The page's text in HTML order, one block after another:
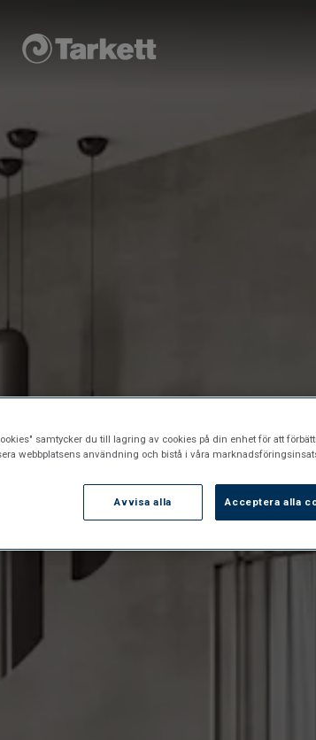
samtycker du till lagring av cookies på din enhet för att
webbplatsens användning och bistå i våra
Avvisa alla Acceptera alla